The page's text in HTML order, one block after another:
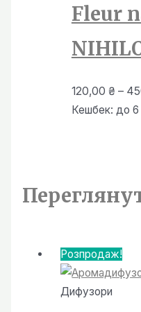
Fleur
120,00 ₴ –
Кешбек: до 6
Розпродаж!
Дифузори